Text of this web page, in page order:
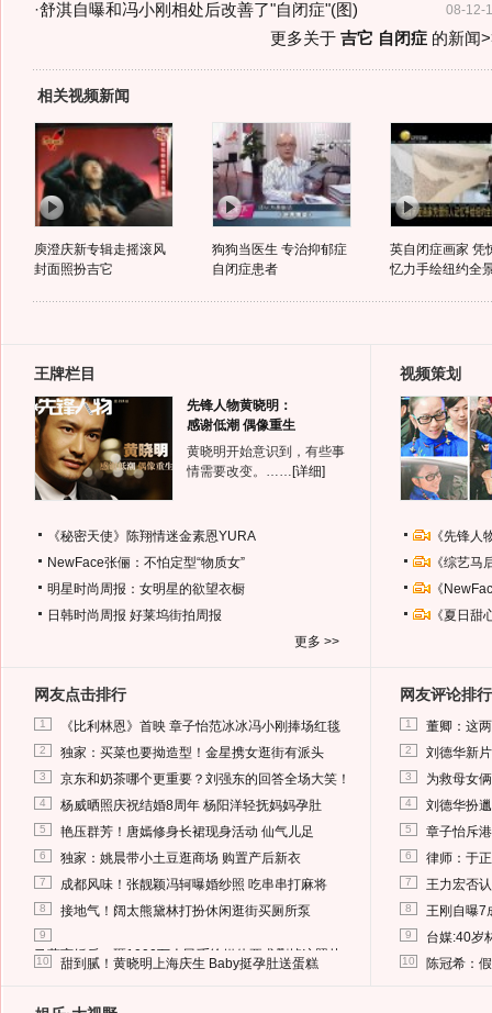
08-12-
·舒淇自曝和冯小刚相处后改善了"自闭症"(图)
更多关于 吉它 自闭症的新闻
相关视频新闻
庾澄庆新专辑走摇滚风
封面照扮吉它
狗狗当医生 专治抑郁症
自闭症患者
英自闭症画家 凭
忆力手绘纽约全
王牌栏目
先锋人物黄晓明：
感谢低潮 偶像重生
黄晓明开始意识到，有些事
情需要改变。…… [详细]
《秘密天使》陈翔情迷金素恩YURA
NewFace张俪：不怕定型“物质女”
明星时尚周报：女明星的欲望衣橱
日韩时尚周报 好莱坞街拍周报
更多 >>
视频策划
《先锋
《综艺
《
《夏日
网友点击排行
1 《比利林恩》首映 章子怡范冰冰冯小刚捧场红毯
2 独家：买菜也要拗造型！金星携女逛街有派头
3 京东和奶茶哪个更重要？刘强东的回答全场大笑！
4 杨威晒照庆祝结婚8周年 杨阳洋轻抚妈妈孕肚
5 艳压群芳！唐嫣修身长裙现身活动 仙气儿足
6 独家：姚晨带小土豆逛商场 购置产后新衣
7 成都风味！张靓颖冯轲曝婚纱照 吃串串打麻将
8 接地气！阔太熊黛林打扮休闲逛街买厕所泵
9
马蓉离婚后，砸1000万人民币给媒体要求删掉这照片
10 甜到腻！黄晓明上海庆生 Baby挺孕肚送蛋糕
网友评论排行
1 董卿：这
2 刘德华新
3 为救母女
4 刘德华扮
5 章子怡斥
6 律师：于
7 王力宏否
8 王刚自曝7
9 台媒:40岁
10 陈冠希：